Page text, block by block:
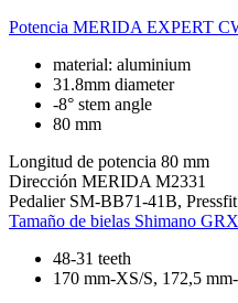
Potencia MERIDA EXPERT
material: aluminium
31.8mm diameter
-8° stem angle
80 mm
Longitud de potencia 80 mm
Dirección MERIDA M2331
Pedalier SM-BB71-41B,
Tamaño de bielas Shimano
48-31 teeth
170 mm-XS/S, 172,5